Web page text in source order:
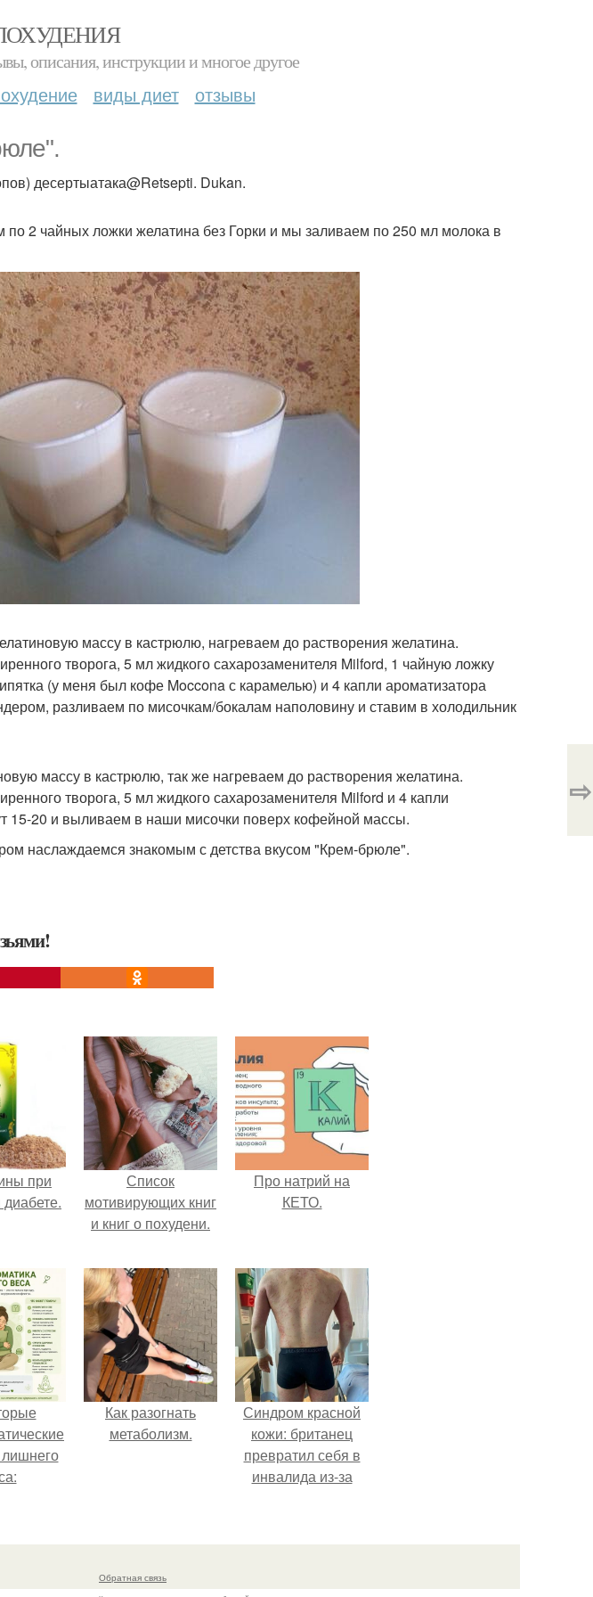
описания, инструкции и многое другое
виды диет отзывы
десертыатака@Retsepti. Dukan.
2 чайных ложки желатина без Горки и мы заливаем по 250 мл молока в
массу в кастрюлю, нагреваем до растворения желатина.
творога, 5 мл жидкого сахарозаменителя Milford, 1 чайную ложку
(у меня был кофе Moccona с карамелью) и 4 капли ароматизатора
разливаем по мисочкам/бокалам наполовину и ставим в холодильник
массу в кастрюлю, так же нагреваем до растворения желатина.
творога, 5 мл жидкого сахарозаменителя Milford и 4 капли
15-20 и выливаем в наши мисочки поверх кофейной массы.
наслаждаемся знакомым с детства вкусом "Крем-брюле".
⇨
при
Список
мотивирующих книг
и книг о похудени.
Про натрий на
КЕТО.
Как разогнать
метаболизм.
Синдром красной
кожи: британец
превратил себя в
инвалида из-за
мази.
Обратная связь